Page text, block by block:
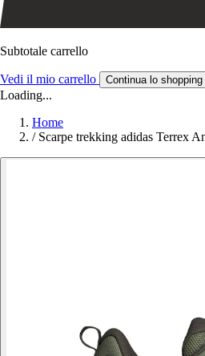
Subtotale carrello
Vedi il mio carrello Continua lo shopping
Loading...
Home
/ Scarpe trekking adidas Terrex